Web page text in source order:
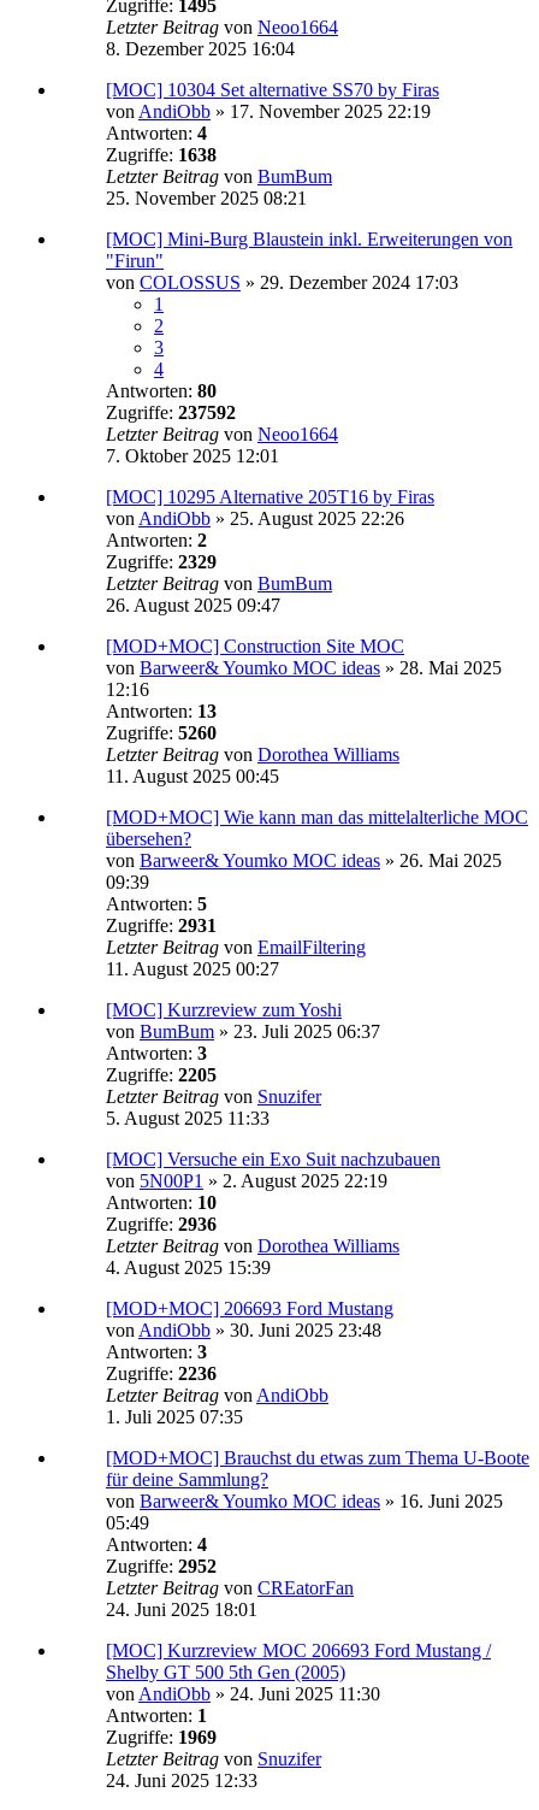
Zugriffe: 1495
Letzter Beitrag von Neoo1664
8. Dezember 2025 16:04
[MOC] 10304 Set alternative SS70 by Firas
von AndiObb » 17. November 2025 22:19
Antworten: 4
Zugriffe: 1638
Letzter Beitrag von BumBum
25. November 2025 08:21
[MOC] Mini-Burg Blaustein inkl. Erweiterungen von
"Firun"
von COLOSSUS » 29. Dezember 2024 17:03
1
2
3
4
Antworten: 80
Zugriffe: 237592
Letzter Beitrag von Neoo1664
7. Oktober 2025 12:01
[MOC] 10295 Alternative 205T16 by Firas
von AndiObb » 25. August 2025 22:26
Antworten: 2
Zugriffe: 2329
Letzter Beitrag von BumBum
26. August 2025 09:47
[MOD+MOC] Construction Site MOC
von Barweer& Youmko MOC ideas » 28. Mai 2025
12:16
Antworten: 13
Zugriffe: 5260
Letzter Beitrag von Dorothea Williams
11. August 2025 00:45
[MOD+MOC] Wie kann man das mittelalterliche MOC
übersehen?
von Barweer& Youmko MOC ideas » 26. Mai 2025
09:39
Antworten: 5
Zugriffe: 2931
Letzter Beitrag von EmailFiltering
11. August 2025 00:27
[MOC] Kurzreview zum Yoshi
von BumBum » 23. Juli 2025 06:37
Antworten: 3
Zugriffe: 2205
Letzter Beitrag von Snuzifer
5. August 2025 11:33
[MOC] Versuche ein Exo Suit nachzubauen
von 5N00P1 » 2. August 2025 22:19
Antworten: 10
Zugriffe: 2936
Letzter Beitrag von Dorothea Williams
4. August 2025 15:39
[MOD+MOC] 206693 Ford Mustang
von AndiObb » 30. Juni 2025 23:48
Antworten: 3
Zugriffe: 2236
Letzter Beitrag von AndiObb
1. Juli 2025 07:35
[MOD+MOC] Brauchst du etwas zum Thema U-Boote
für deine Sammlung?
von Barweer& Youmko MOC ideas » 16. Juni 2025
05:49
Antworten: 4
Zugriffe: 2952
Letzter Beitrag von CREatorFan
24. Juni 2025 18:01
[MOC] Kurzreview MOC 206693 Ford Mustang /
Shelby GT 500 5th Gen (2005)
von AndiObb » 24. Juni 2025 11:30
Antworten: 1
Zugriffe: 1969
Letzter Beitrag von Snuzifer
24. Juni 2025 12:33